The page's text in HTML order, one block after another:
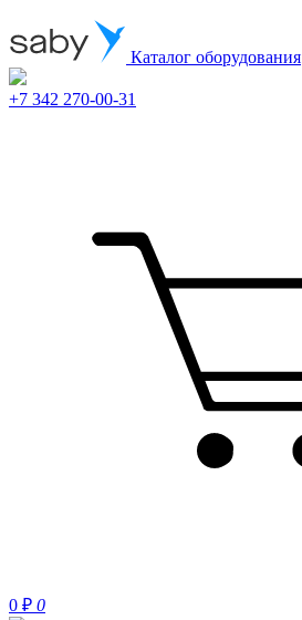
Каталог оборудования
+7 342 270-00-31
0 ₽ 0